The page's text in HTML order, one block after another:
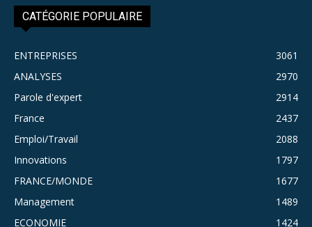
CATÉGORIE POPULAIRE
ENTREPRISES
3061
ANALYSES
2970
Parole d'expert
2914
France
2437
Emploi/Travail
2088
Innovations
1797
FRANCE/MONDE
1677
Management
1489
ECONOMIE
1424